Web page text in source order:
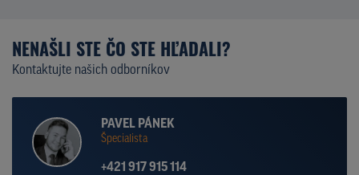
NENAŠLI STE ČO STE HĽADALI?
Kontaktujte našich odborníkov
PAVEL PÁNEK
Špecialista
+421 917 915 114